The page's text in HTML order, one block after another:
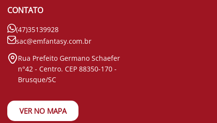
CONTATO
(47)35139928
sac@emfantasy.com.br
Rua Prefeito Germano Schaefer
n°42 - Centro. CEP 88350-170 -
Brusque/SC
VER NO MAPA